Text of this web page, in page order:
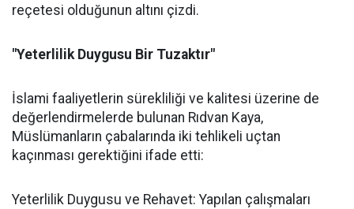
reçetesi olduğunun altını çizdi.
"Yeterlilik Duygusu Bir Tuzaktır"
İslami faaliyetlerin sürekliliği ve kalitesi üzerine de
değerlendirmelerde bulunan Rıdvan Kaya,
Müslümanların çabalarında iki tehlikeli uçtan
kaçınması gerektiğini ifade etti:
Yeterlilik Duygusu ve Rehavet: Yapılan çalışmaları